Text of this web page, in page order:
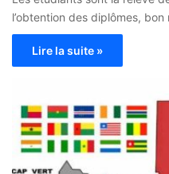
l’obtention des diplômes,
Lire la suite »